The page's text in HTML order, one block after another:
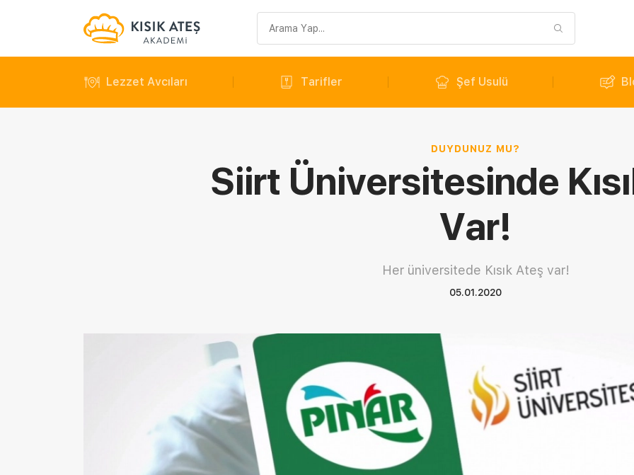
sorgusu
Lezzet Avcıları Tarifler Şef Usulü
DUYDUNUZ MU?
Siirt Üniversitesinde
Var!
Her üniversitede Kısık Ateş var!
05.01.2020